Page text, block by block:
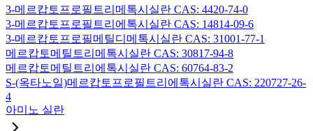
3-메르캅토프로필트리메톡시실란 CAS: 4420-74-0
3-메르캅토프로필트리에톡시실란 CAS: 14814-09-6
3-메르캅토프로필메틸디메톡시실란 CAS: 31001-77-1
메르캅토메틸트리메톡시실란 CAS: 30817-94-8
메르캅토메틸트리에톡시실란 CAS: 60764-83-2
S-(옥타노일)메르캅토프로필트리에톡시실란 CAS: 220727-26-
4
아미노 실란